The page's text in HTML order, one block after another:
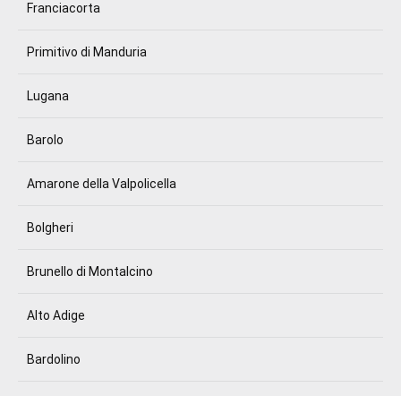
Franciacorta
Primitivo di Manduria
Lugana
Barolo
Amarone della Valpolicella
Bolgheri
Brunello di Montalcino
Alto Adige
Bardolino